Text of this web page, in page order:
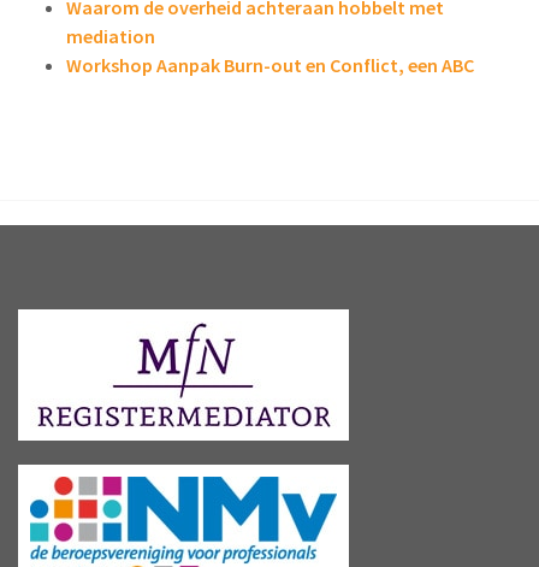
Waarom de overheid achteraan hobbelt met
mediation
Workshop Aanpak Burn-out en Conflict, een ABC